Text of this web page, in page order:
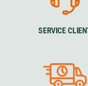
SERVICE